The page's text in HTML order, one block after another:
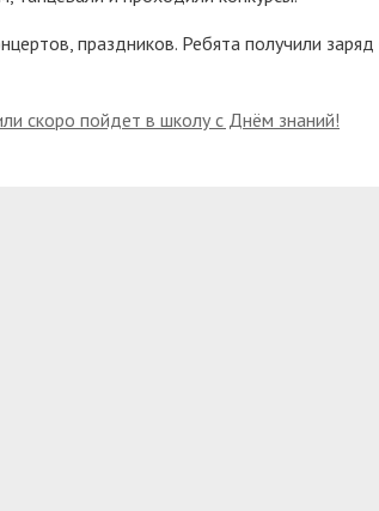
праздников. Ребята получили
скоро пойдет в школу с Днём знаний!